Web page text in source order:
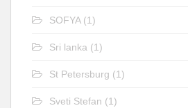
SOFYA(1)
Sri lanka (1)
St Petersburg (1)
Sveti Stefan (1)